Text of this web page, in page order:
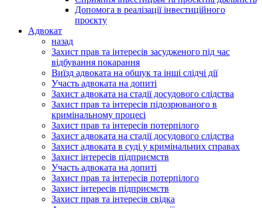
Допомога в реалізації інвестиційного
проєкту
Адвокат
назад
Захист прав та інтересів засудженого під час
відбування покарання
Виїзд адвоката на обшук та інші слідчі дії
Участь адвоката на допиті
Захист адвоката на стадії досудового слідства
Захист прав та інтересів підозрюваного в
кримінальному процесі
Захист прав та інтересів потерпілого
Захист адвоката на стадії досудового слідства
Захист адвоката в суді у кримінальних справах
Захист інтересів підприємств
Участь адвоката на допиті
Захист прав та інтересів потерпілого
Захист інтересів підприємств
Захист прав та інтересів свідка